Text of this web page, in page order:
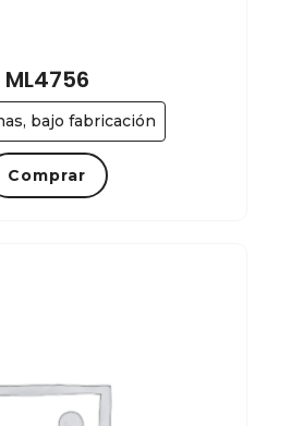
bajo fabricación
ML4756
Comprar